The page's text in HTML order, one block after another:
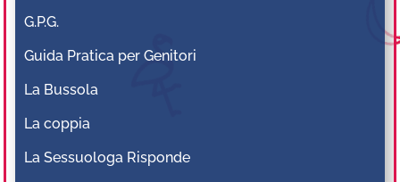
G.P.G.
Guida Pratica per Genitori
La Bussola
La coppia
La Sessuologa Risponde